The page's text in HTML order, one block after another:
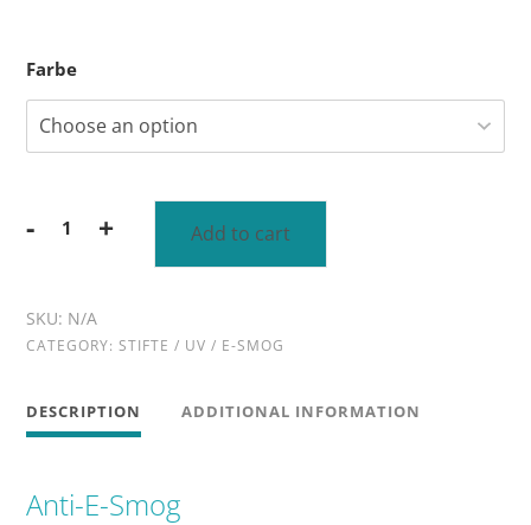
Farbe
-
Anti-
quantity
+ Add to cart
SKU: N/A
CATEGORY: STIFTE / UV / E-SMOG
DESCRIPTION ADDITIONAL INFORMATION
Anti-E-Smog